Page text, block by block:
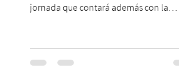
jornada que contará además con la
agosto, el Parque Arena Temuco será
escenario de una noche dedicada al indie